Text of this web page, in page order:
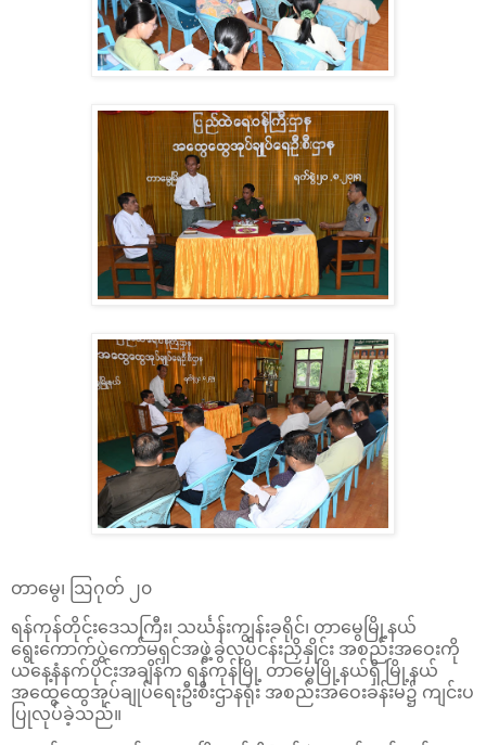
တာမွေ၊ ဩဂုတ် ၂၀
ရန်ကုန်တိုင်းဒေသကြီး၊ သင်္ဃန်းကျွန်းခရိုင်၊ တာမွေမြို့နယ်
ရွေးကောက်ပွဲကော်မရှင်အဖွဲ့ခွဲလုပ်ငန်းညှိနှိုင်း အစည်းအဝေးကို
ယနေ့နံနက်ပိုင်းအချိန်က ရန်ကုန်မြို့ တာမွေမြို့နယ်ရှိ မြို့နယ်
အထွေထွေအုပ်ချုပ်ရေးဦးစီးဌာနရုံး အစည်းအဝေးခန်းမ၌ ကျင်းပ
ပြုလုပ်ခဲ့သည်။